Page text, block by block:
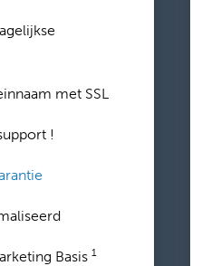
met SSL
!
Basis 1